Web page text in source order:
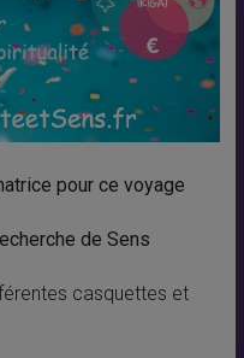
pour ce voyage
de Sens
casquettes et